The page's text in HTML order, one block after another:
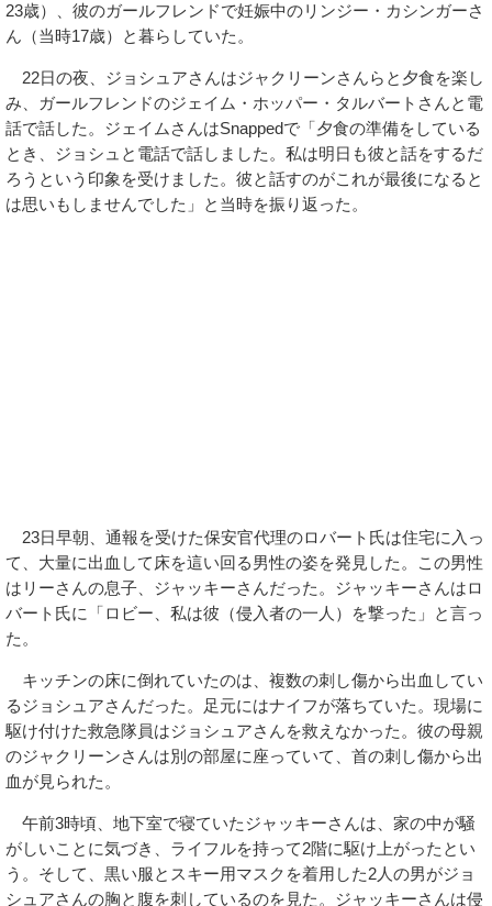
23歳）、彼のガールフレンドで妊娠中のリンジー・カシンガーさ
ん（当時17歳）と暮らしていた。
22日の夜、ジョシュアさんはジャクリーンさんらと夕食を楽し
み、ガールフレンドのジェイム・ホッパー・タルバートさんと電
話で話した。ジェイムさんはSnappedで「夕食の準備をしている
とき、ジョシュと電話で話しました。私は明日も彼と話をするだ
ろうという印象を受けました。彼と話すのがこれが最後になると
は思いもしませんでした」と当時を振り返った。
23日早朝、通報を受けた保安官代理のロバート氏は住宅に入っ
て、大量に出血して床を這い回る男性の姿を発見した。この男性
はリーさんの息子、ジャッキーさんだった。ジャッキーさんはロ
バート氏に「ロビー、私は彼（侵入者の一人）を撃った」と言っ
た。
キッチンの床に倒れていたのは、複数の刺し傷から出血してい
るジョシュアさんだった。足元にはナイフが落ちていた。現場に
駆け付けた救急隊員はジョシュアさんを救えなかった。彼の母親
のジャクリーンさんは別の部屋に座っていて、首の刺し傷から出
血が見られた。
午前3時頃、地下室で寝ていたジャッキーさんは、家の中が騒
がしいことに気づき、ライフルを持って2階に駆け上がったとい
う。そして、黒い服とスキー用マスクを着用した2人の男がジョ
シュアさんの胸と腹を刺しているのを見た。ジャッキーさんは侵